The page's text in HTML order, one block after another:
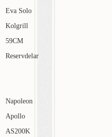
Eva Solo
Kolgrill
59CM
Reservdelar
Napoleon
Apollo
AS200K